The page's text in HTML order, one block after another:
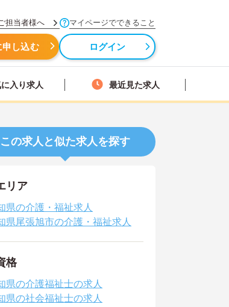
担当者様へ マイページでできること
申し込む ログイン
入り求人 最近見た求人
この求人と似た求人を探す
リア
県の介護・福祉求人
県尾張旭市の介護・福祉求人
格
県の介護福祉士の求人
県の社会福祉士の求人